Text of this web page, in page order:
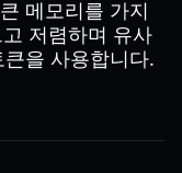
메모리를 가지
저렴하며 유사
을 사용합니다.